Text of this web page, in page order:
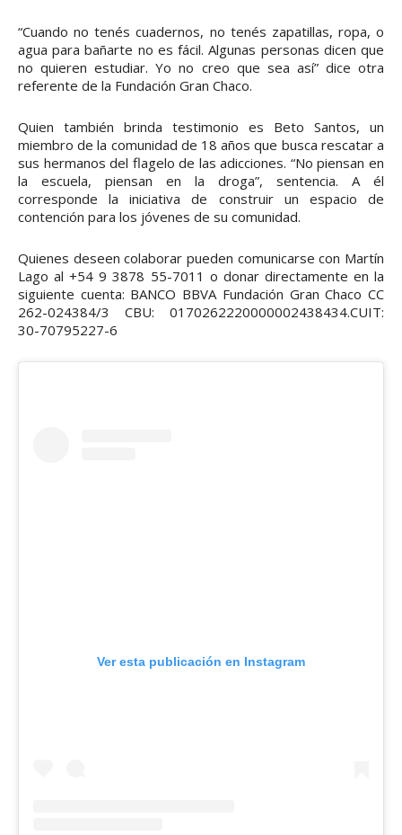
“Cuando no tenés cuadernos, no tenés zapatillas, ropa, o
agua para bañarte no es fácil. Algunas personas dicen que
no quieren estudiar. Yo no creo que sea así” dice otra
referente de la Fundación Gran Chaco.
Quien también brinda testimonio es Beto Santos, un
miembro de la comunidad de 18 años que busca rescatar a
sus hermanos del flagelo de las adicciones. “No piensan en
la escuela, piensan en la droga”, sentencia. A él
corresponde la iniciativa de construir un espacio de
contención para los jóvenes de su comunidad.
Quienes deseen colaborar pueden comunicarse con Martín
Lago al +54 9 3878 55-7011 o donar directamente en la
siguiente cuenta: BANCO BBVA Fundación Gran Chaco CC
262-024384/3 CBU: 0170262220000002438434.CUIT:
30-70795227-6
Ver esta publicación en Instagram